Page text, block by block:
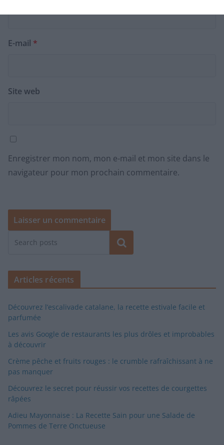
E-mail *
Site web
Enregistrer mon nom, mon e-mail et mon site dans le
navigateur pour mon prochain commentaire.
Rechercher
Articles récents
Découvrez l’escalivade catalane, la recette estivale facile et
parfumée
Les avis Google de restaurants les plus drôles et improbables
à découvrir
Crème pêche et fruits rouges : le crumble rafraîchissant à ne
pas manquer
Découvrez le secret pour réussir vos recettes de courgettes
râpées
Adieu Mayonnaise : La Recette Sain pour une Salade de
Pommes de Terre Onctueuse